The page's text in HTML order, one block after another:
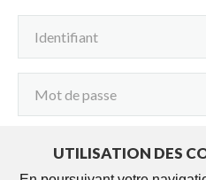
UTILISATION DES